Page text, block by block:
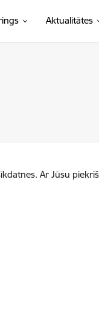
Aktualitātes
Ar Jūsu